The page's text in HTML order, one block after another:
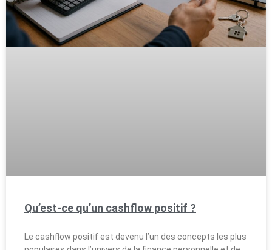
Qu’est-ce qu’un cashflow positif ?
Le cashflow positif est devenu l’un des concepts les plus